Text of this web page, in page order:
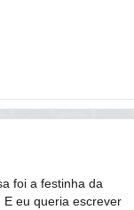
foi a festinha da
eu queria escrever